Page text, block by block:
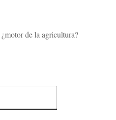
de la agricultura?